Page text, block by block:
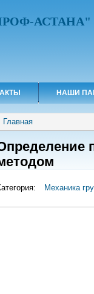
АСТАНА"
НАШИ
Вы здесь
Главная
Механика